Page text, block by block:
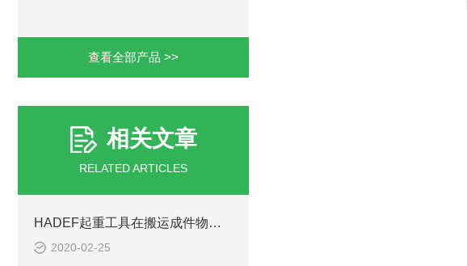
查看全部产品 >>
相关文章
RELATED ARTICLES
HADEF起重工具在搬运成件物品种有哪些特点？
2020-02-25